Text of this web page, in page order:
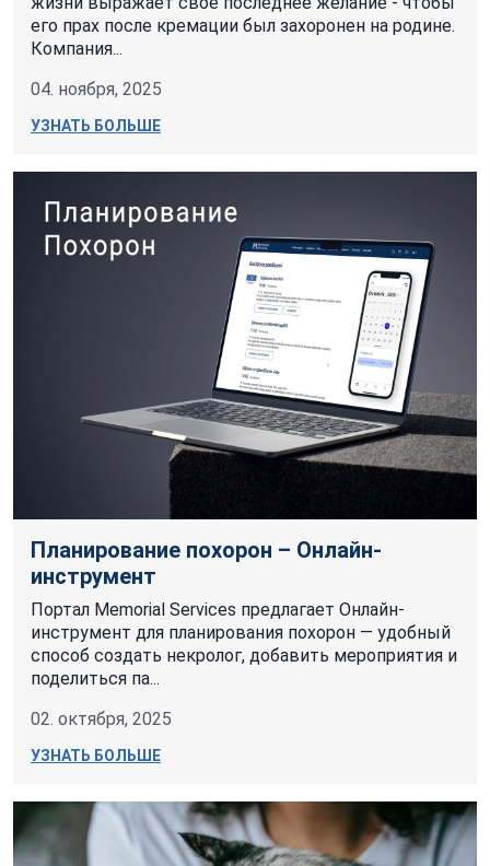
его прах после кремации был захоронен на родине.
Компания...
04. ноября, 2025
УЗНАТЬ БОЛЬШЕ
Планирование похорон – Онлайн-
инструмент
Портал Memorial Services предлагает Онлайн-
инструмент для планирования похорон — удобный
способ создать некролог, добавить мероприятия и
поделиться па...
02. октября, 2025
УЗНАТЬ БОЛЬШЕ